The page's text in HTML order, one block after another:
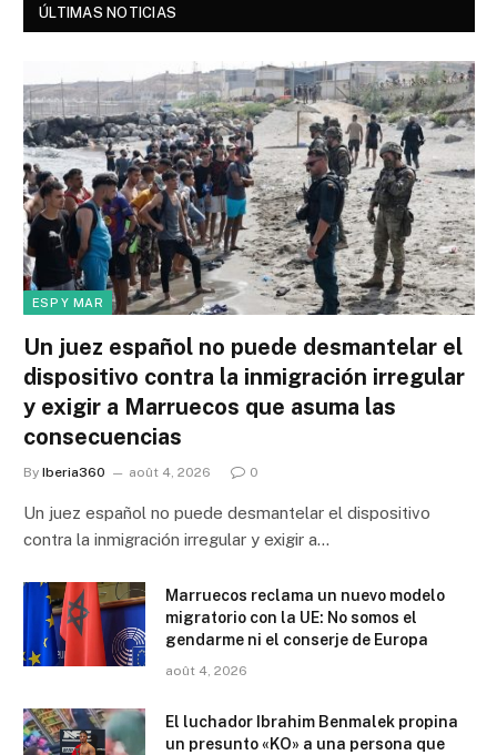
ÚLTIMAS NOTICIAS
ESP Y MAR
Un juez español no puede desmantelar el
dispositivo contra la inmigración irregular
y exigir a Marruecos que asuma las
consecuencias
By Iberia360 août 4, 2026 0
Un juez español no puede desmantelar el dispositivo
contra la inmigración irregular y exigir a…
Marruecos reclama un nuevo modelo
migratorio con la UE: No somos el
gendarme ni el conserje de Europa
août 4, 2026
El luchador Ibrahim Benmalek propina
un presunto «KO» a una persona que